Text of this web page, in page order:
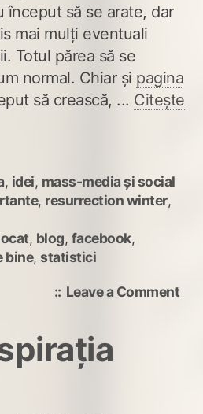
început să se arate, dar
mai mulți eventuali
Totul părea să se
normal. Chiar și pagina
să crească, ... Citește
, idei, mass-media și social
, resurrection winter,
, blog, facebook,
bine, statistici
Leave a Commenton